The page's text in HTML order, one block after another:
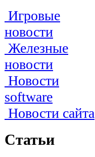
Игровые
новости
Железные
новости
Новости
software
Новости сайта
Статьи